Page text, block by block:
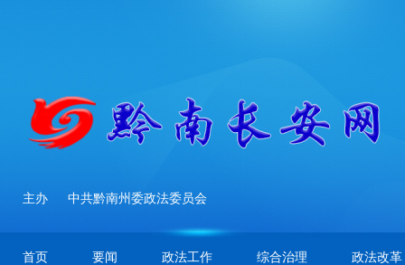
主办 中共黔南州委政法委员会
首页 要闻 政法工作 综合治理 政法改革